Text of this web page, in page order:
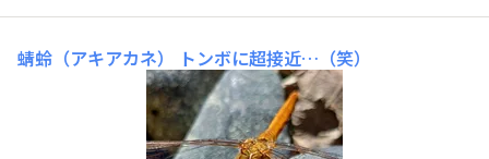
蜻蛉（アキアカネ） トンボに超接近…（笑）